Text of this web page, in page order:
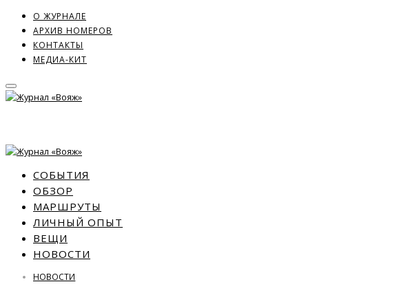
О ЖУРНАЛЕ
АРХИВ НОМЕРОВ
КОНТАКТЫ
МЕДИА-КИТ
СОБЫТИЯ
ОБЗОР
МАРШРУТЫ
ЛИЧНЫЙ ОПЫТ
ВЕЩИ
НОВОСТИ
НОВОСТИ